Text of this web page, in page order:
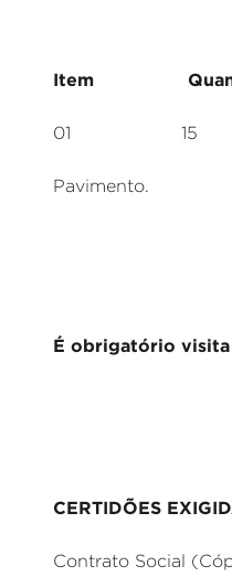
Item
01 15 ml
Pavimento.
É obrigatório visita
CERTIDÕES
Contrato Social